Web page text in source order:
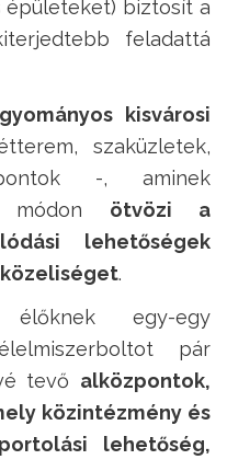
épületeket) biztosít a
feladattá
kisvárosi
szaküzletek,
-, aminek
módon ötvözi a
lehetőségek
.
egy-egy
pár
tevő alközpontok,
közintézmény és
lehetőség,